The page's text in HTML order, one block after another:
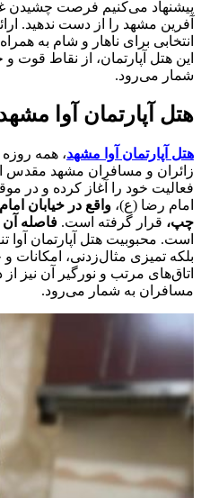
پیشنهاد می‌کنیم فرصت چشیدن
آفرین مشهد را از دست ندهید.
انتخابی برای ناهار و شام به
این هتل آپارتمان، از نقاط
شمار می‌رود.
هتل آپارتمان آوا
هتل آپارتمان آوا مشهد، همه روزه
فعالیت خود را آغاز کرده و در
امام رضا (ع)،
چپ، قرار گرفته است. فاصله آن تا حرم
است. محبوبیت هتل آپارتمان آوا
بلکه تمیزی مثال‌زدنی، امکانات
اتاق‌های مرتب و نورگیر آن نیز
مسافران به شمار می‌رود.